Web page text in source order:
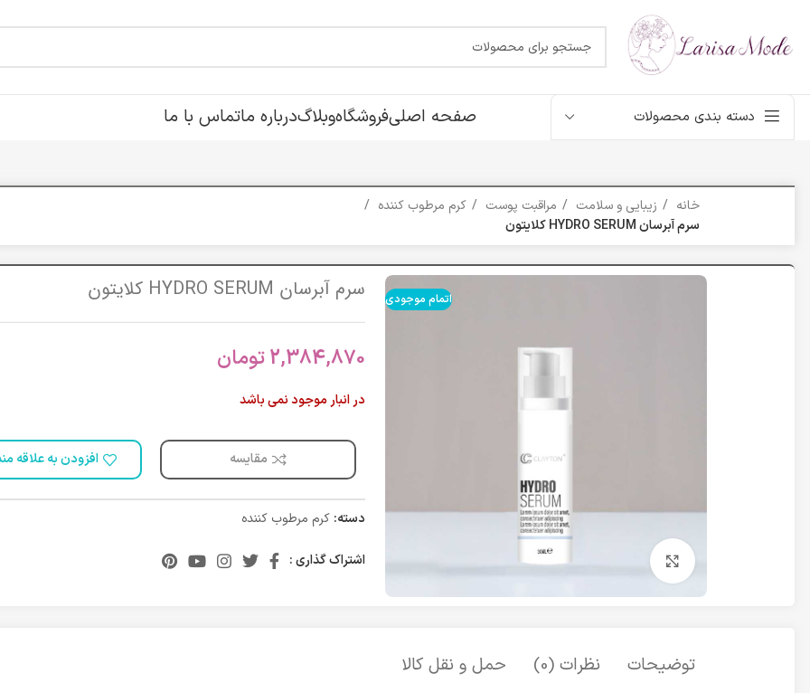
دسته بندی محصولات صفحه اصلیفروشگاهوبلاگدرباره ماتماس با ما
خانه زیبایی و سلامت مراقبت پوست
کرم مرطوب کننده
سرم آبرسان HYDRO SERUM کلایتون
اتمام موجودی
برای بزرگنمایی کلیک کنید
سرم آبرسان HYDRO SERUM کلایتون
2,384,870تومان
در انبار موجود نمی باشد
مقایسه افزودن به علاقه
دسته: کرم مرطوب کننده
اشتراک گذاری :
توضیحات نظرات (0) حمل و نقل کالا